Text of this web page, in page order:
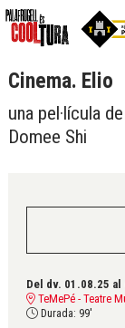
Cinema. Elio
una pel·lícula
Domee Shi
Del dv. 01.08.25 al
TeMePé - Teatre
Durada: 99'